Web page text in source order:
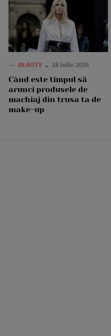
— BEAUTY 28 iulie 2026
Când este timpul să
arunci produsele de
machiaj din trusa ta de
make-up